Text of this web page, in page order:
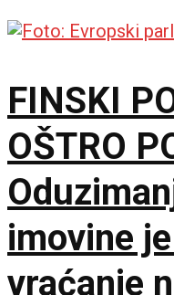
FINSKI
OŠTRO
imovine
vraćanje